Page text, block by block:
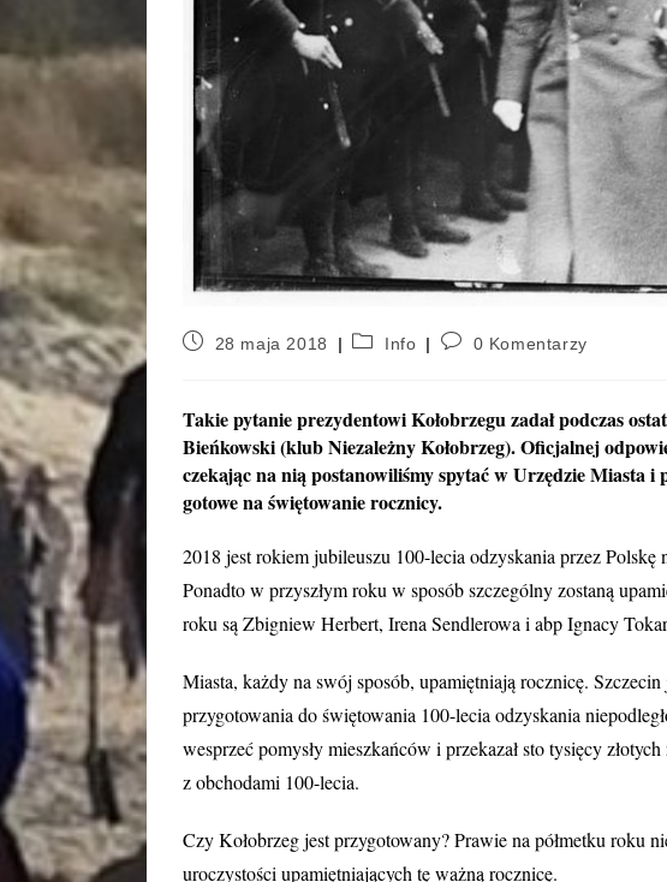
28 maja 2018 Info 0 Komentarzy
Takie pytanie prezydentowi Kołobrzegu zadał podczas
Bieńkowski (klub Niezależny Kołobrzeg). Oficjalnej
czekając na nią postanowiliśmy spytać w Urzędzie Miasta i
gotowe na świętowanie rocznicy.
2018 jest rokiem jubileuszu 100-lecia odzyskania przez Polskę
Ponadto w przyszłym roku w sposób szczególny zostaną
roku są Zbigniew Herbert, Irena Sendlerowa i abp Ignacy
Miasta, każdy na swój sposób, upamiętniają rocznicę.
przygotowania do świętowania 100-lecia odzyskania
wesprzeć pomysły mieszkańców i przekazał sto tysięcy
z obchodami 100-lecia.
Czy Kołobrzeg jest przygotowany? Prawie na półmetku roku
uroczystości upamiętniających tę ważną rocznicę.